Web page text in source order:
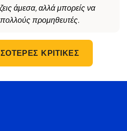
άμεσα, αλλά μπορείς να
προμηθευτές.
ΚΡΙΤΙΚΈΣ